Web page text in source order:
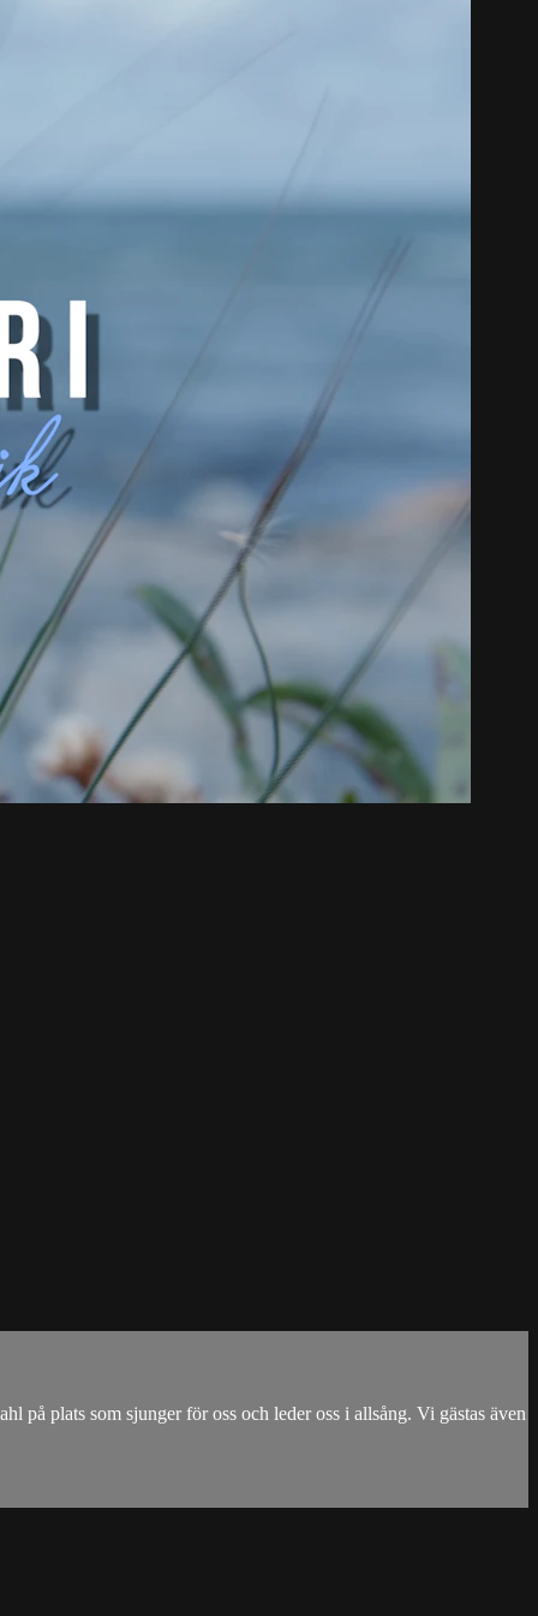
på plats som sjunger för oss och leder oss i allsång. Vi gästas även